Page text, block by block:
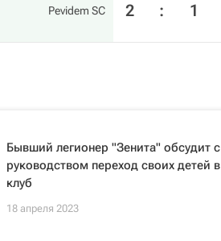
Pevidem SC 2 : 1
Бывший легионер "Зенита" обсудит с
руководством переход своих детей в
клуб
18 апреля 2023